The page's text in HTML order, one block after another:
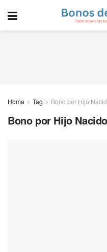
Home Tag Bono por Hijo
Bono por Hijo